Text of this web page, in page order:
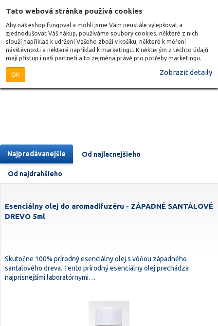
Tato webová stránka používá cookies
Aby náš eshop fungoval a mohli jsme Vám neustále vylepšovat a
zjednodušovat Váš nákup, používáme soubory cookies, některé z nich
slouží například k udržení Vašeho zboží v košíku, některé k měření
návštěvnosti a některé například k marketingu. K některým z těchto údajů
mají přístup i naši partneři a to zejména právě pro potřeby marketingu.
OK Zobrazit detaily
Najpredávanejšie Od najlacnejšieho
Od najdrahšieho
Esenciálny olej do aromadifuzéru - ZÁPADNÉ SANTÁLOVÉ
DREVO 5ml
Skutočne 100% prírodný esenciálny olej s vôňou západného
santalového dreva. Tento prírodný esenciálny olej prechádza
najprísnejšími laboratórnymi…